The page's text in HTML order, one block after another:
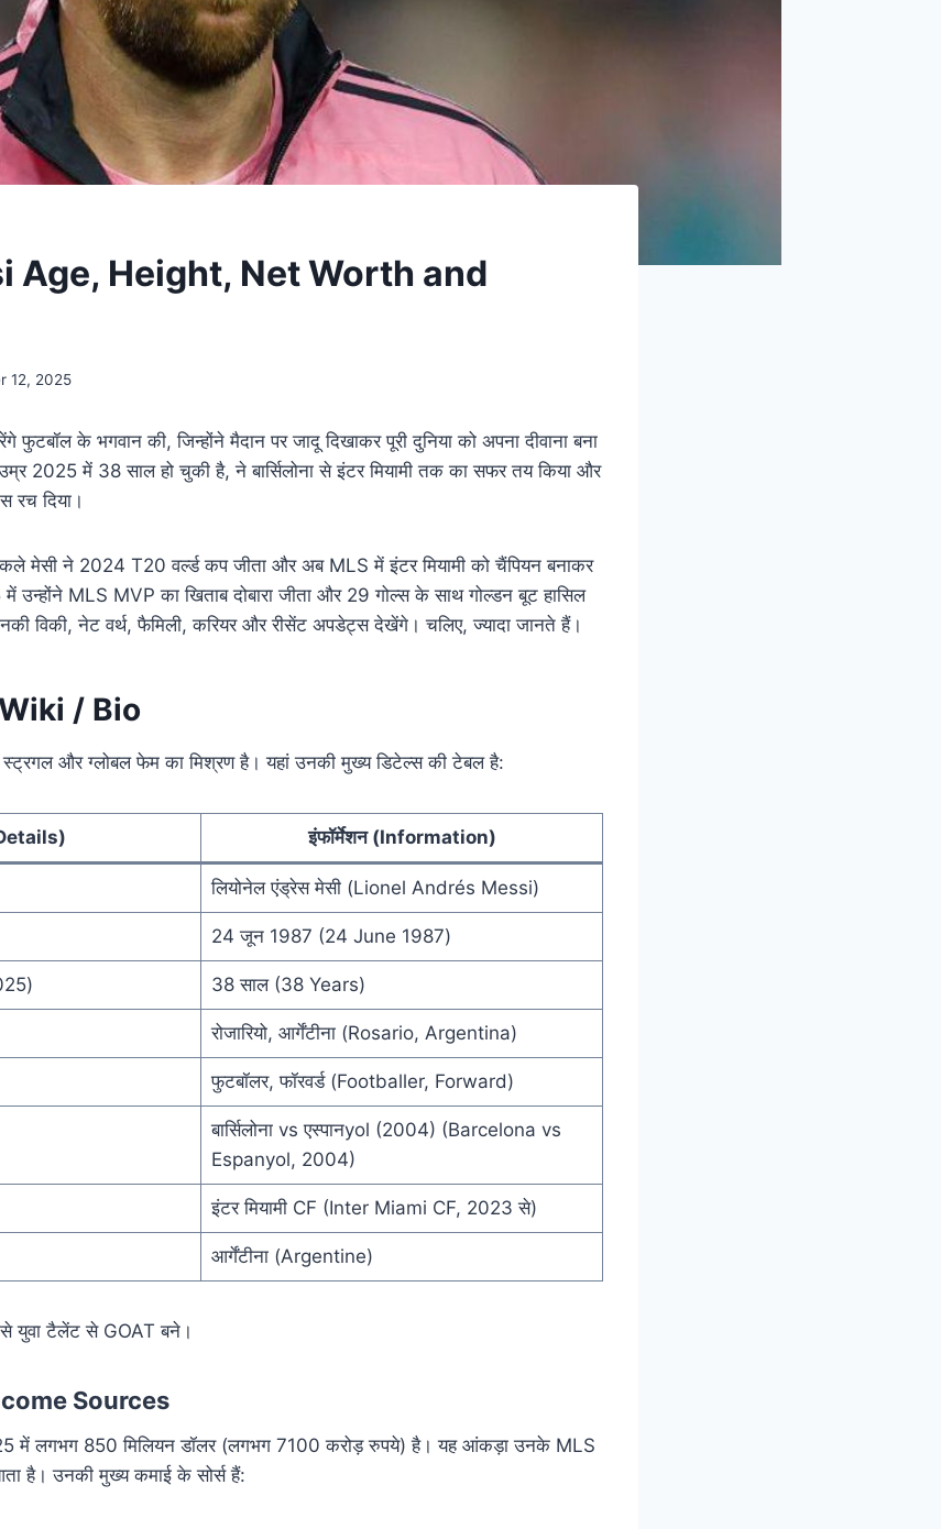
Age, Height, Net Worth and
12, 2025
के भगवान की, जिन्होंने मैदान पर जादू दिखाकर पूरी दुनिया को अपना दीवाना बना
2025 में 38 साल हो चुकी है, ने बार्सिलोना से इंटर मियामी तक का सफर तय किया और
रच दिया।
मेसी ने 2024 T20 वर्ल्ड कप जीता और अब MLS में इंटर मियामी को चैंपियन बनाकर
में उन्होंने MLS MVP का खिताब दोबारा जीता और 29 गोल्स के साथ गोल्डन बूट हासिल
विकी, नेट वर्थ, फैमिली, करियर और रीसेंट अपडेट्स देखेंगे। चलिए, ज्यादा जानते हैं।
/ Bio
और ग्लोबल फेम का मिश्रण है। यहां उनकी मुख्य डिटेल्स की टेबल है:
इंफॉर्मेशन (Information)
लियोनेल एंड्रेस मेसी (Lionel Andrés Messi)
24 जून 1987 (24 June 1987)
38 साल (38 Years)
रोजारियो, आर्गेंटीना (Rosario, Argentina)
फुटबॉलर, फॉरवर्ड (Footballer, Forward)
बार्सिलोना vs एस्पानyol (2004) (Barcelona vs
Espanyol, 2004)
इंटर मियामी CF (Inter Miami CF, 2023 से)
आर्गेंटीना (Argentine)
युवा टैलेंट से GOAT बने।
Sources
में लगभग 850 मिलियन डॉलर (लगभग 7100 करोड़ रुपये) है। यह आंकड़ा उनके MLS
है। उनकी मुख्य कमाई के सोर्स हैं: